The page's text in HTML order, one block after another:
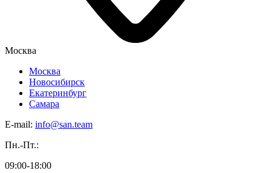
Москва
Москва
Новосибирск
Екатеринбург
Самара
E-mail: info@san.team
Пн.-Пт.:
09:00-18:00